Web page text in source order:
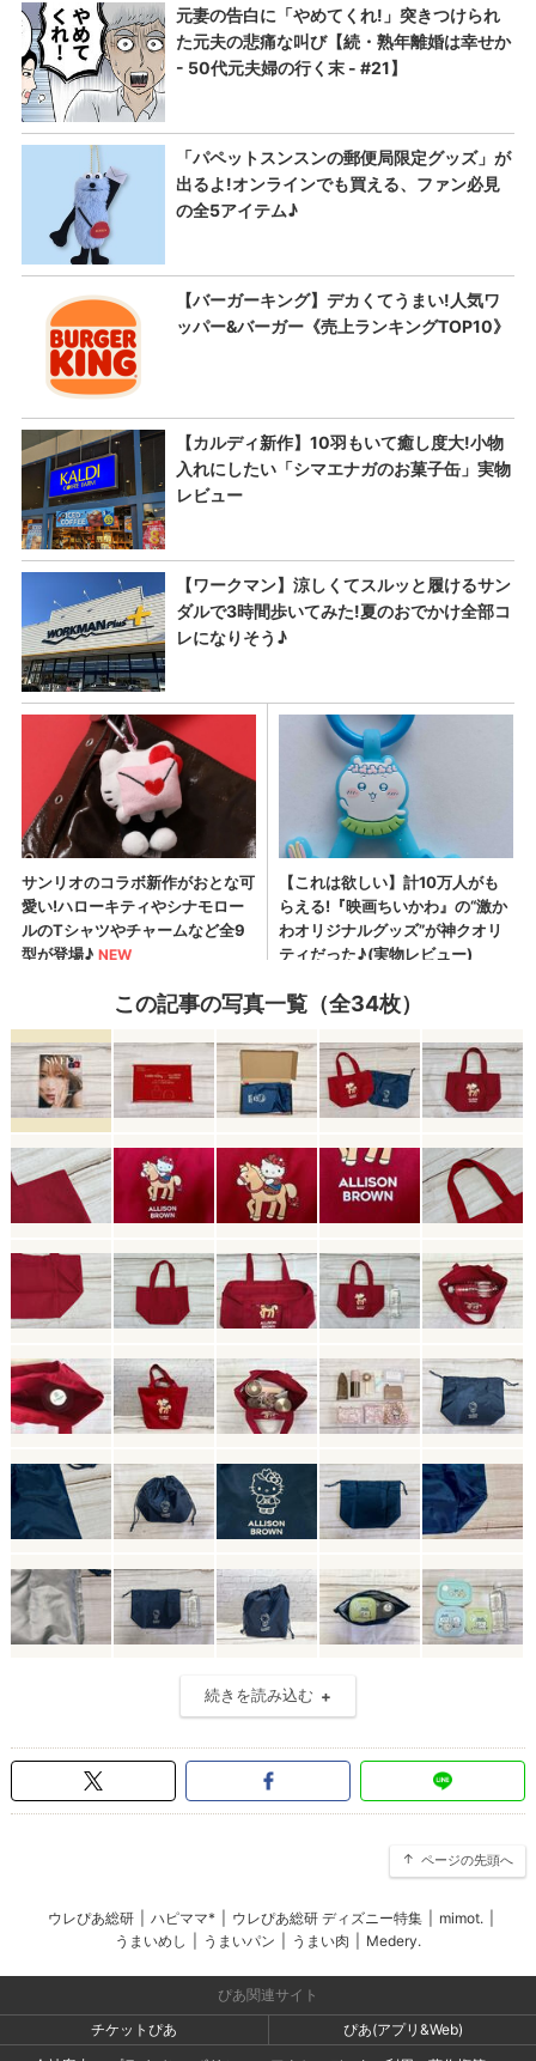
この記事の写真一覧（全34枚）
続きを読み込む
ページの先頭へ
ウレぴあ総研 ハピママ* ウレぴあ総研 ディズニー特集 mimot.
うまいめし
うまいパン うまい肉 Medery.
ぴあ関連サイト
チケットぴあ
ぴあ(アプリ&Web)